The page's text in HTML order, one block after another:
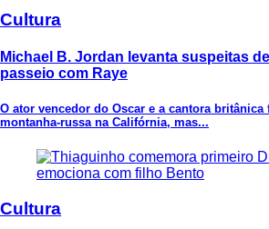
Cultura
Michael B. Jordan levanta suspeitas
passeio com Raye
O ator vencedor do Oscar e a cantora
montanha-russa na Califórnia, mas...
Cultura